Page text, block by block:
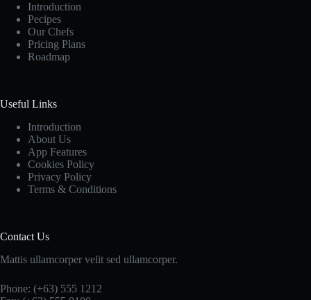
Introduction
Pecipes
Our Chefs
Pricing Plans
Roadmap
Useful Links
Introduction
About Us
App Features
Cookies Policy
Privacy Policy
Terms & Conditions
Contact Us
Mattis ullamcorper velit sed ullamcorper.
Phone: (+63) 555 1212